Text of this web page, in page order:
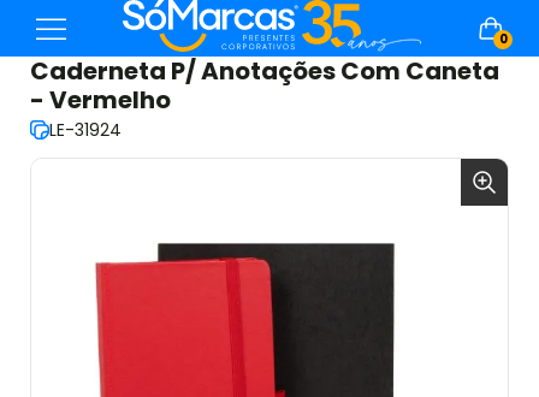
0
Caderneta P/ Anotações Com Caneta
- Vermelho
LE-31924